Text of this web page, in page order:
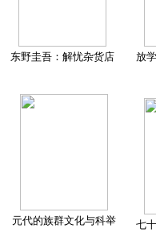
东野圭吾：解忧杂货店 放
元代的族群文化与科举 七